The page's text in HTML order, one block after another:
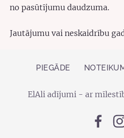
no pasūtījumu daudzuma.
Jautājumu vai neskaidrību
PIEGĀDE
ElAli adījumi - ar